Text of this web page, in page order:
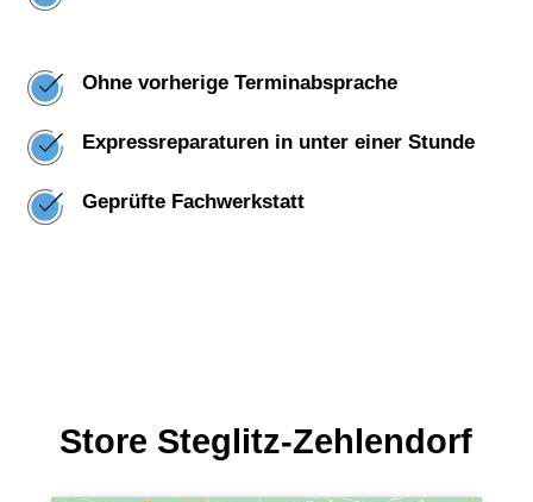
Ohne vorherige Terminabsprache
Expressreparaturen in unter einer Stunde
Geprüfte Fachwerkstatt
Store Steglitz-Zehlendorf